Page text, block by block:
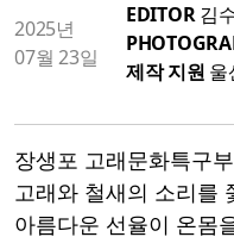
2025년
07월 23일
EDITOR 김
제작 지원 울
장생포 고래문화특구
고래와 철새의 소리를
아름다운 선율이 온몸